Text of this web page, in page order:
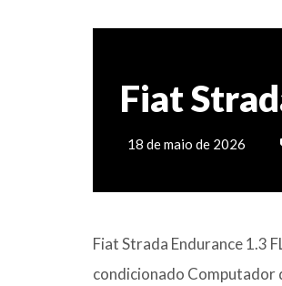
Fiat
18 de maio de 2026
Fiat Strada Endurance 1.3
condicionado Computador